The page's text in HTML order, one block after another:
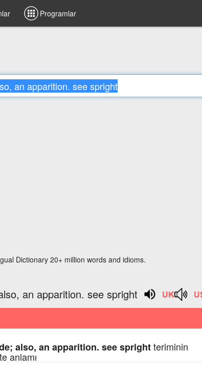
Programlar
Dictionary 20+ million words and idioms.
an apparition. see spright
also, an apparition. see sprightteriminin
anlamı